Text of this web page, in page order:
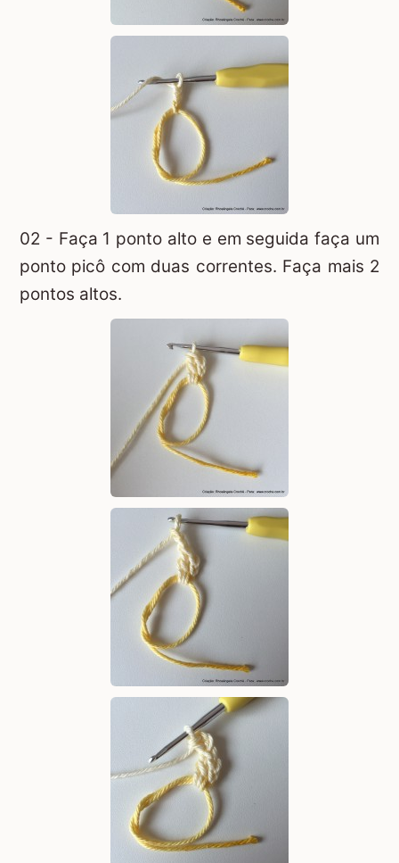
02 - Faça 1 ponto alto e em seguida faça um
ponto picô com duas correntes. Faça mais 2
pontos altos.